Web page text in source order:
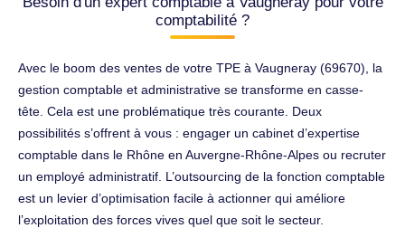
comptabilité ?
Avec le boom des ventes de votre TPE à Vaugneray (69670), la
gestion comptable et administrative se transforme en casse-
tête. Cela est une problématique très courante. Deux
possibilités s’offrent à vous : engager un cabinet d’expertise
comptable dans le Rhône en Auvergne-Rhône-Alpes ou recruter
un employé administratif. L’outsourcing de la fonction comptable
est un levier d’optimisation facile à actionner qui améliore
l’exploitation des forces vives quel que soit le secteur.